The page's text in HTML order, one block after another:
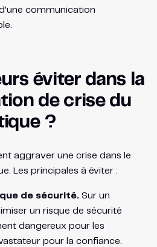
communication
éviter dans la
de crise du
?
aggraver une crise dans le
Les principales à éviter :
de sécurité.Sur un
un risque de sécurité
dangereux pour les
pour la confiance.